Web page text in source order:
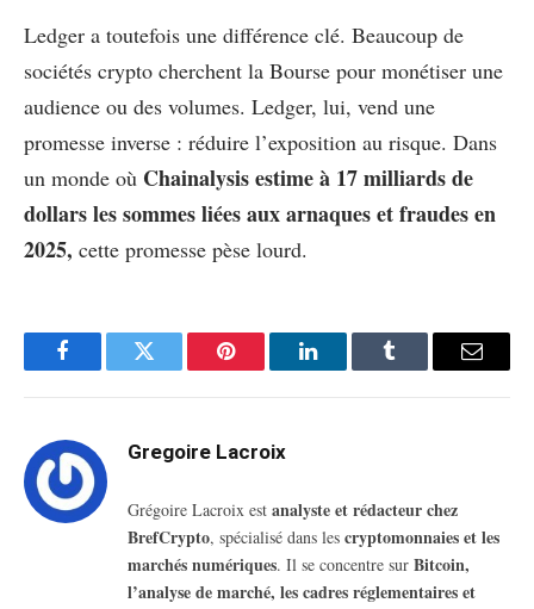
Ledger a toutefois une différence clé. Beaucoup de
sociétés crypto cherchent la Bourse pour monétiser une
audience ou des volumes. Ledger, lui, vend une
promesse inverse : réduire l’exposition au risque. Dans
un monde où Chainalysis estime à 17 milliards de
dollars les sommes liées aux arnaques et fraudes en
2025, cette promesse pèse lourd.
FacebookTwitter Pinterest LinkedInTumblr Email
Gregoire Lacroix
Grégoire Lacroix est analyste et rédacteur chez
BrefCrypto, spécialisé dans les cryptomonnaies et les
marchés numériques. Il se concentre sur Bitcoin,
l’analyse de marché, les cadres réglementaires et